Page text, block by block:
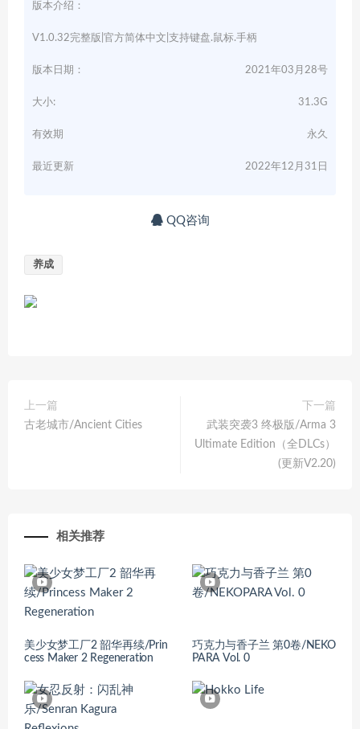
版本介绍：
V1.0.32完整版|官方简体中文|支持键盘.鼠标.手柄
版本日期： 2021年03月28号
大小: 31.3G
有效期 永久
最近更新 2022年12月31日
QQ咨询
养成
上一篇
古老城市/Ancient Cities
下一篇
武装突袭3 终极版/Arma 3
Ultimate Edition（全DLCs）
(更新V2.20)
相关推荐
美少女梦工厂2 韶华再续/Prin
cess Maker 2 Regeneration
巧克力与香子兰 第0卷/NEKO
PARA Vol. 0